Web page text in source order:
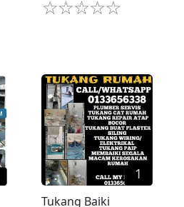
1
Tukang Baiki